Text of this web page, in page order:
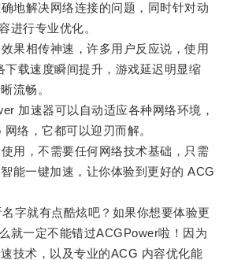
解决网络连接的问题，同时针对动
进行专业优化。
相传神速，许多用户反应说，使用
下载速度瞬间提升，游戏延迟明显缩
流畅。
速器可以自动适应各种网络环境，
络，它都可以迎刃而解。
，不需要任何网络技术基础，只需
能一键加速，让你体验到更好的 ACG
就有点酷炫吧？如果你想要体验更
就一定不能错过ACGPower啦！因为
技术，以及专业的ACG 内容优化能